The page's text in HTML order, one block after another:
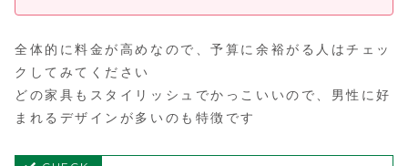
全体的に料金が高めなので、予算に余裕がる人はチェッ
クしてみてください
どの家具もスタイリッシュでかっこいいので、男性に好
まれるデザインが多いのも特徴です